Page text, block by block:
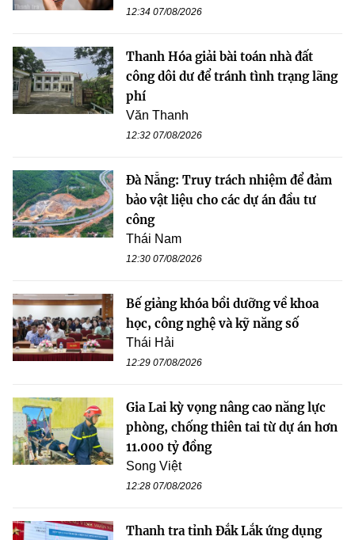
12:34 07/08/2026
Thanh Hóa giải bài toán nhà đất
công dôi dư để tránh tình trạng lãng
phí
Văn Thanh
12:32 07/08/2026
Đà Nẵng: Truy trách nhiệm để đảm
bảo vật liệu cho các dự án đầu tư
công
Thái Nam
12:30 07/08/2026
Bế giảng khóa bồi dưỡng về khoa
học, công nghệ và kỹ năng số
Thái Hải
12:29 07/08/2026
Gia Lai kỳ vọng nâng cao năng lực
phòng, chống thiên tai từ dự án hơn
11.000 tỷ đồng
Song Việt
12:28 07/08/2026
Thanh tra tỉnh Đắk Lắk ứng dụng